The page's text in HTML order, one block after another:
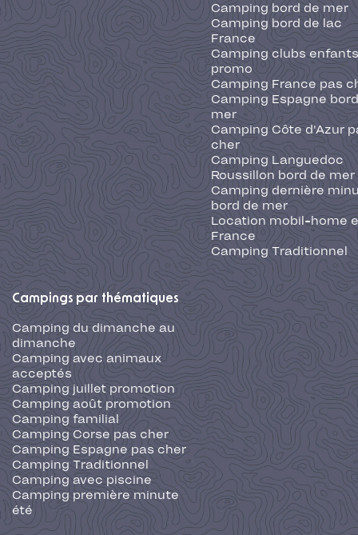
Camping bord de mer
Camping bord de lac
France
Camping clubs
promo
Camping France pas
Camping Espagne
mer
Camping Côte d'Azur
cher
Camping Languedoc
Roussillon bord de mer
Camping dernière
bord de mer
Location mobil-home
France
Camping Traditionnel
Campings par thématiques
Camping du dimanche au
dimanche
Camping avec animaux
acceptés
Camping juillet promotion
Camping août promotion
Camping familial
Camping Corse pas cher
Camping Espagne pas cher
Camping Traditionnel
Camping avec piscine
Camping première minute
été